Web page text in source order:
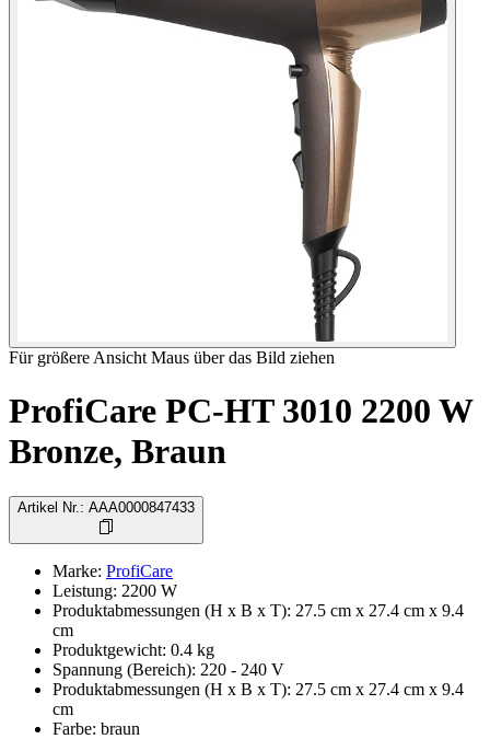
Für größere Ansicht Maus über das Bild ziehen
ProfiCare PC-HT 3010 2200 W
Bronze, Braun
Artikel Nr. : AAA0000847433
Marke: ProfiCare
Leistung: 2200 W
Produktabmessungen (H x B x T): 27.5 cm x 27.4 cm x 9.4
cm
Produktgewicht: 0.4 kg
Spannung (Bereich): 220 - 240 V
Produktabmessungen (H x B x T): 27.5 cm x 27.4 cm x 9.4
cm
Farbe: braun